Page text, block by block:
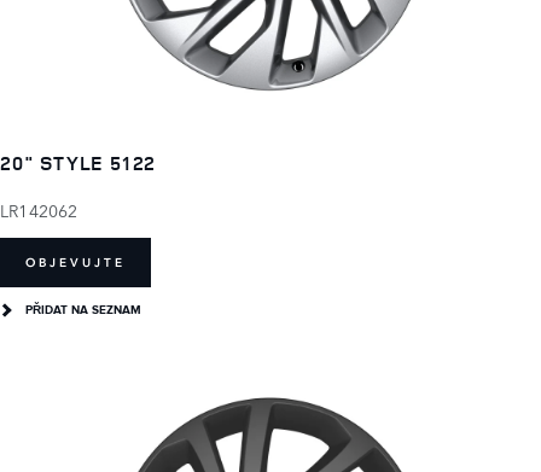
20" STYLE 5122
LR142062
OBJEVUJTE
PŘIDAT NA SEZNAM